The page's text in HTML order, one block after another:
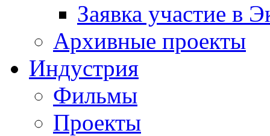
Заявка участие в
Архивные проекты
Индустрия
Фильмы
Проекты